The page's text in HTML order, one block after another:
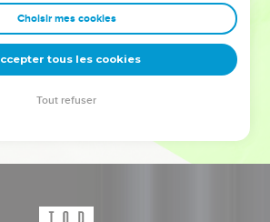
plus de sagesse afin que leurs erreurs
Que vous guidiez un ministère, une
ou une famille, leur expérience est faite
pour vous.
Choisir mes cookies
tous les cookies
Tout refuser